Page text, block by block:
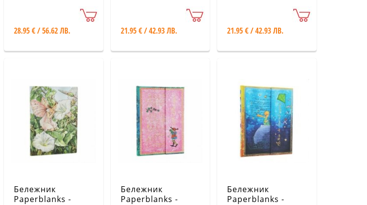
Hogwarts Journal /
28.95 € / 56.62 ЛВ.
21.95 € / 42.93 ЛВ.
21.95 € / 42.93 ЛВ.
Бележник
Paperblanks -
Бележник
Paperblanks -
Бележник
Paperblanks -